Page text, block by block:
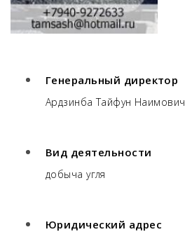
Генеральный директор
Ардзинба Тайфун Наимович
Вид деятельности
добыча угля
Юридический адрес